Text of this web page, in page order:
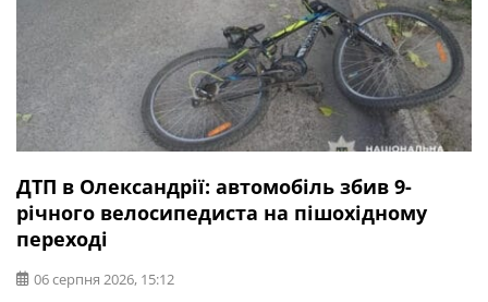
ДТП в Олександрії: автомобіль збив 9-
річного велосипедиста на пішохідному
переході
06 серпня 2026, 15:12